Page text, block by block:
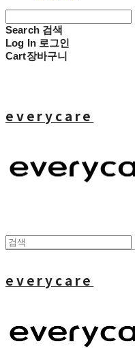
Search 검색
Log In 로그인
Cart장바구니
everycare
everycare